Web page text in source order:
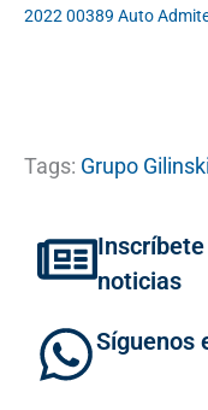
2022 00389 Auto
Tags: Grupo Gilinski
noticias
Síguenos